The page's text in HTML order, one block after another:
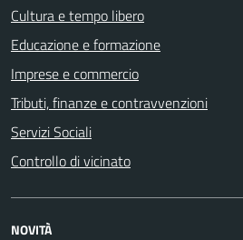
Cultura e tempo libero
Educazione e formazione
Imprese e commercio
Tributi, finanze e contravvenzioni
Servizi Sociali
Controllo di vicinato
NOVITÀ